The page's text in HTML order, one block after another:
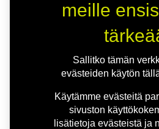
meille
Sallitko tämän
evästeiden käytön
Käytämme evästeitä
sivuston
lisätietoja evästeistä ja